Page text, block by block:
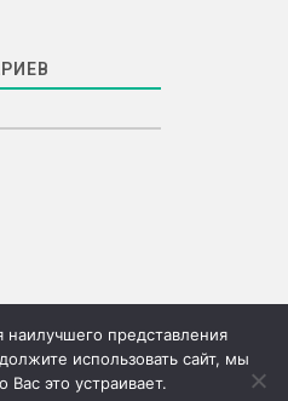
представления
использовать сайт, мы
Вас это устраивает.